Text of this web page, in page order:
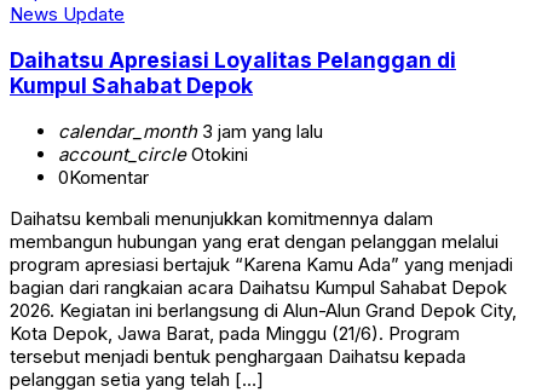
News Update
Daihatsu Apresiasi Loyalitas Pelanggan di
Kumpul Sahabat Depok
calendar_month3 jam yang lalu
account_circleOtokini
0Komentar
Daihatsu kembali menunjukkan komitmennya dalam
membangun hubungan yang erat dengan pelanggan melalui
program apresiasi bertajuk “Karena Kamu Ada” yang menjadi
bagian dari rangkaian acara Daihatsu Kumpul Sahabat Depok
2026. Kegiatan ini berlangsung di Alun-Alun Grand Depok City,
Kota Depok, Jawa Barat, pada Minggu (21/6). Program
tersebut menjadi bentuk penghargaan Daihatsu kepada
pelanggan setia yang telah […]